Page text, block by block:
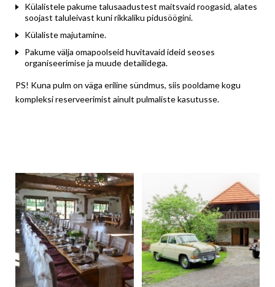
Külalistele pakume talusaadustest maitsvaid roogasid, alates
soojast taluleivast kuni rikkaliku pidusöögini.
Külaliste majutamine.
Pakume välja omapoolseid huvitavaid ideid seoses
organiseerimise ja muude detailidega.
PS! Kuna pulm on väga eriline sündmus, siis pooldame kogu
kompleksi reserveerimist ainult pulmaliste kasutusse.